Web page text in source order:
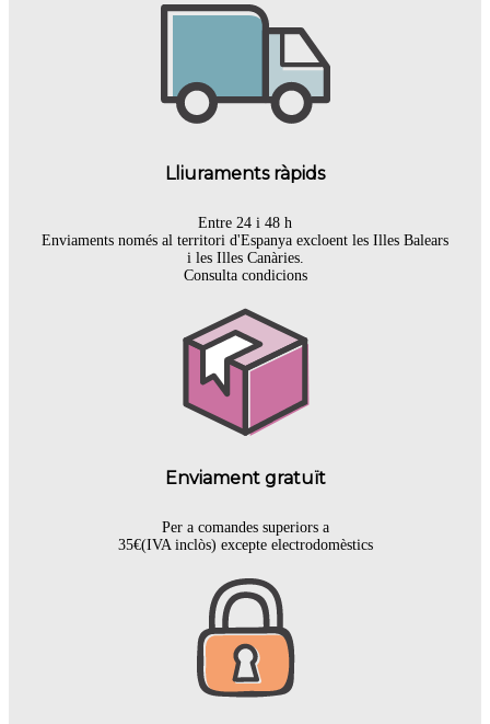
Lliuraments ràpids
Entre 24 i 48 h
Enviaments només al territori d'Espanya excloent les Illes Balears
i les Illes Canàries.
Consulta condicions
Enviament gratuït
Per a comandes superiors a
35€(IVA inclòs) excepte electrodomèstics